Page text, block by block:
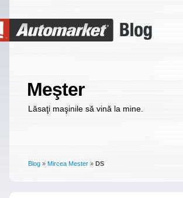
Meşter
Lăsaţi maşinile să vină la mine.
Blog » Mircea Mester » DS